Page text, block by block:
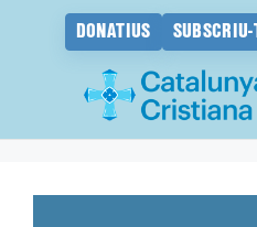
DONATIUS SUBSCRIU-